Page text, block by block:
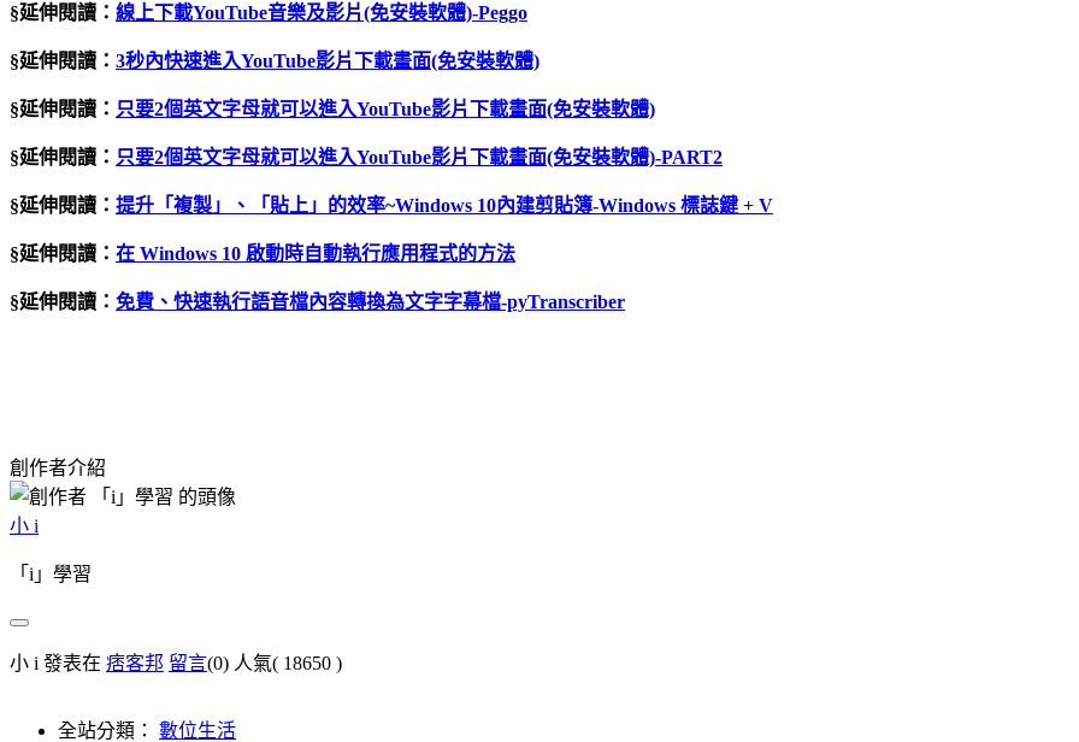
§延伸閱讀： 線上下載YouTube音樂及影片(免安裝軟體)-Peggo
§延伸閱讀： 3秒內快速進入YouTube影片下載畫面(免安裝軟體)
§延伸閱讀： 只要2個英文字母就可以進入YouTube影片下載畫面(免安裝軟體)
§延伸閱讀： 只要2個英文字母就可以進入YouTube影片下載畫面(免安裝軟體)-PART2
§延伸閱讀： 提升「複製」、「貼上」的效率~Windows 10內建剪貼簿-Windows 標誌鍵 + V
§延伸閱讀： 在 Windows 10 啟動時自動執行應用程式的方法
§延伸閱讀： 免費、快速執行語音檔內容轉換為文字字幕檔-pyTranscriber
創作者介紹
小 i
「i」學習
小 i 發表在 痞客邦 留言(0) 人氣( 18650 )
全站分類： 數位生活